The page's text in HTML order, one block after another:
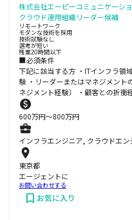
株式会社エーピーコミュニケーシ
クラウド運用組織リーダー候補
リモートワーク
モダンな技術を採用
技術試験なし
選考が短い
残業20時間以下
■必須条件
下記に該当する方 ・ITインフラ領
験 ・リーダーまたはマネジメント
ネジメント経験） ・顧客との折衝
600万円〜800万円
インフラエンジニア, クラウドエン
東京都
エージェントに
お問い合わせする
お気に入り